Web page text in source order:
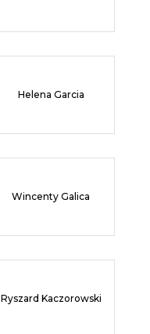
Helena Garcia
Wincenty Galica
Ryszard Kaczorowski